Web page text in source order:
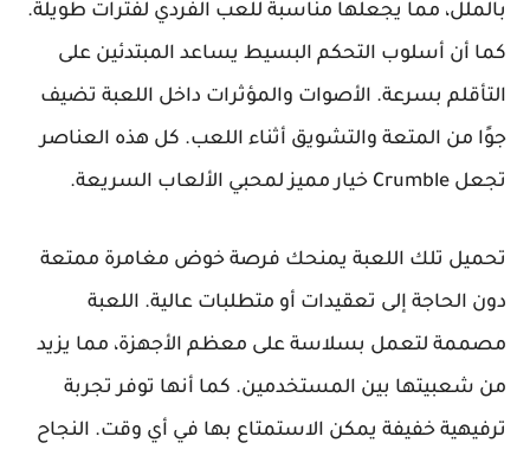
بالملل، مما يجعلها مناسبة للعب الفردي لفترات طويلة.
كما أن أسلوب التحكم البسيط يساعد المبتدئين على
التأقلم بسرعة. الأصوات والمؤثرات داخل اللعبة تضيف
جوًا من المتعة والتشويق أثناء اللعب. كل هذه العناصر
تجعل Crumble خيار مميز لمحبي الألعاب السريعة.
تحميل تلك اللعبة يمنحك فرصة خوض مغامرة ممتعة
دون الحاجة إلى تعقيدات أو متطلبات عالية. اللعبة
مصممة لتعمل بسلاسة على معظم الأجهزة، مما يزيد
من شعبيتها بين المستخدمين. كما أنها توفر تجربة
ترفيهية خفيفة يمكن الاستمتاع بها في أي وقت. النجاح